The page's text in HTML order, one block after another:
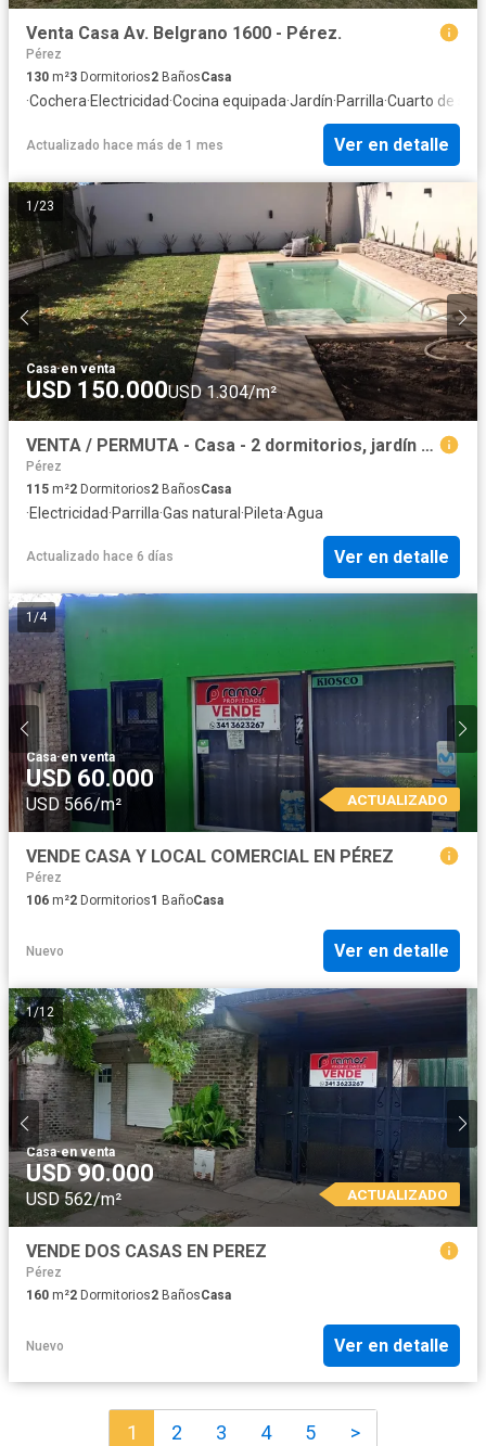
Venta Casa Av. Belgrano 1600 - Pérez.
Pérez
130 m²3 Dormitorios2 BañosCasa
·Cochera·Electricidad·Cocina equipada·Jardín·Parrilla·Cuarto de
Actualizado hace más de 1 mes Ver en detalle
1 /23
Casa·en venta
USD 150.000USD 1.304/m²
VENTA / PERMUTA - Casa - 2 dormitorios, jardín y piscina - Soldini, Santa Fe
Pérez
115 m²2 Dormitorios2 BañosCasa
·Electricidad·Parrilla·Gas natural·Pileta·Agua
Actualizado hace 6 días Ver en detalle
1 /4
Casa·en venta
USD 60.000
USD 566/m² ACTUALIZADO
VENDE CASA Y LOCAL COMERCIAL EN PÉREZ
Pérez
106 m²2 Dormitorios1 BañoCasa
Nuevo Ver en detalle
1/12
Casa·en venta
USD 90.000
USD 562/m² ACTUALIZADO
VENDE DOS CASAS EN PEREZ
Pérez
160 m²2 Dormitorios2 BañosCasa
Nuevo Ver en detalle
1 2 3 4 5 >